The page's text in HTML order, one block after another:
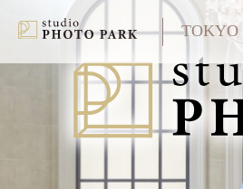
TOKYO